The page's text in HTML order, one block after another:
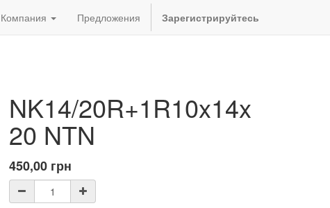
Компания Предложения Зарегистрируйтесь
NK14/20R+1R10x14x
20 NTN
450,00 грн